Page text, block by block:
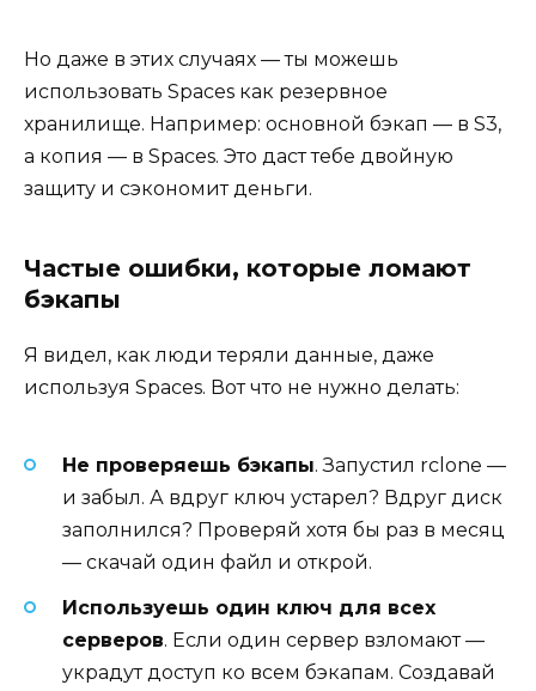
Но даже в этих случаях — ты можешь
использовать Spaces как резервное
хранилище. Например: основной бэкап — в S3,
а копия — в Spaces. Это даст тебе двойную
защиту и сэкономит деньги.
Частые ошибки, которые ломают
бэкапы
Я видел, как люди теряли данные, даже
используя Spaces. Вот что не нужно делать:
Не проверяешь бэкапы. Запустил rclone —
и забыл. А вдруг ключ устарел? Вдруг диск
заполнился? Проверяй хотя бы раз в месяц
— скачай один файл и открой.
Используешь один ключ для всех
серверов. Если один сервер взломают —
украдут доступ ко всем бэкапам. Создавай